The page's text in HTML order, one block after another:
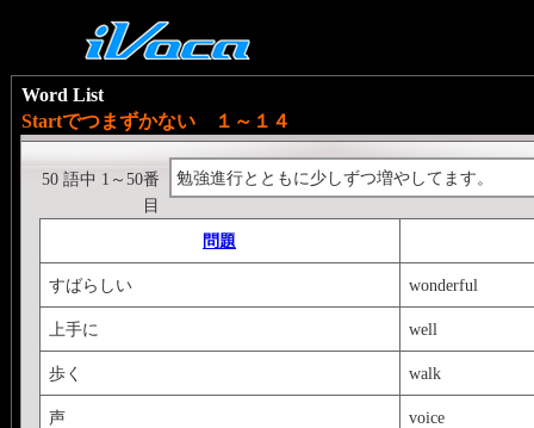
Word List
Startでつまずかない １～１４
勉強進行とともに少しずつ増やしてます。
50 語中 1～50番
目
問題
すばらしい wonderful
上手に well
歩く walk
声 voice